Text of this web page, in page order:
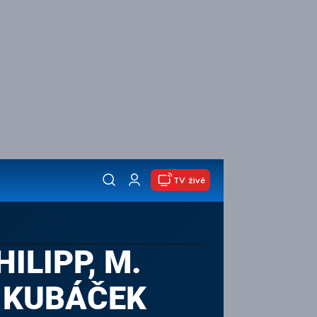
TV živě
M.